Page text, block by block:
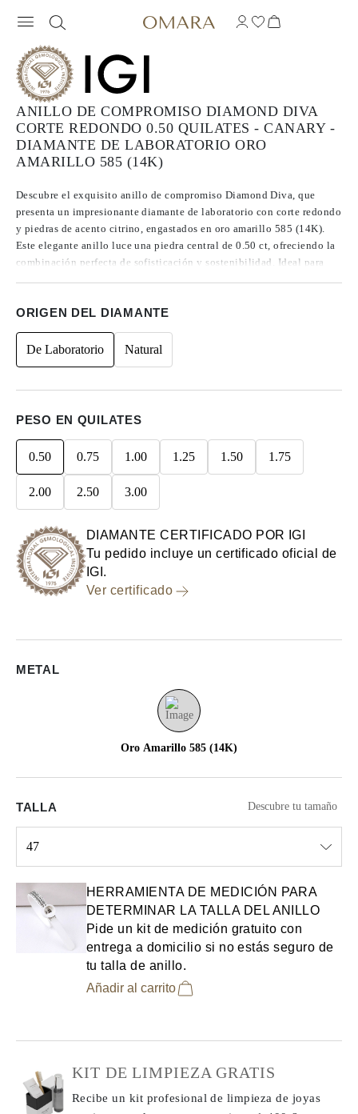
ANILLO DE COMPROMISO DIAMOND DIVA
CORTE REDONDO 0.50 QUILATES - CANARY -
DIAMANTE DE LABORATORIO ORO
AMARILLO 585 (14K)
Descubre el exquisito anillo de compromiso Diamond Diva, que
presenta un impresionante diamante de laboratorio con corte redondo
y piedras de acento citrino, engastados en oro amarillo 585 (14K).
Este elegante anillo luce una piedra central de 0.50 ct, ofreciendo la
combinación perfecta de sofisticación y sostenibilidad. Ideal para
ORIGEN DEL DIAMANTE
De Laboratorio Natural
PESO EN QUILATES
0.50 0.75 1.00 1.25 1.50 1.75
2.00 2.50 3.00
DIAMANTE CERTIFICADO POR IGI
Tu pedido incluye un certificado oficial de
IGI.
Ver certificado
METAL
Oro Amarillo 585 (14K)
TALLA Descubre tu tamaño
47
HERRAMIENTA DE MEDICIÓN PARA
DETERMINAR LA TALLA DEL ANILLO
Pide un kit de medición gratuito con
entrega a domicilio si no estás seguro de
tu talla de anillo.
Añadir al carrito
KIT DE LIMPIEZA GRATIS
Recibe un kit profesional de limpieza de joyas